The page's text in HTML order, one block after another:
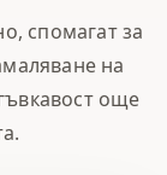
спомагат за
на
още